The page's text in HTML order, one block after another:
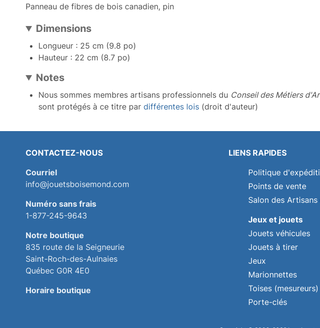
Panneau de fibres de bois canadien, pin
Dimensions
Longueur : 25 cm (9.8 po)
Hauteur : 22 cm (8.7 po)
Notes
Nous sommes membres artisans professionnels du Conseil des Métiers
sont protégés à ce titre par différentes lois (droit d'auteur)
CONTACTEZ-NOUS
Courriel
info@jouetsboisemond.com
Numéro sans frais
1-877-245-9643
Notre boutique
835 route de la Seigneurie
Saint-Roch-des-Aulnaies
Québec G0R 4E0
Horaire boutique
LIENS RAPIDES
Politique
Points de vente
Salon des Artisans
Jeux et jouets
Jouets véhicules
Jouets à tirer
Jeux
Marionnettes
Toises (mesureurs)
Porte-clés